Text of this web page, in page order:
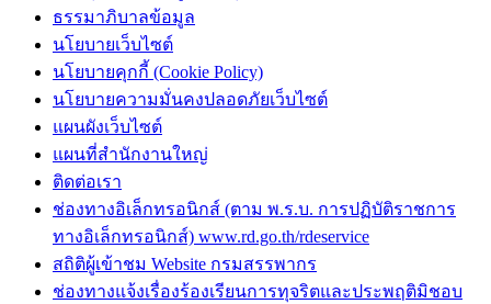
ธรรมาภิบาลข้อมูล
นโยบายเว็บไซต์
นโยบายคุกกี้ (Cookie Policy)
นโยบายความมั่นคงปลอดภัยเว็บไซต์
แผนผังเว็บไซต์
แผนที่สำนักงานใหญ่
ติดต่อเรา
ช่องทางอิเล็กทรอนิกส์ (ตาม พ.ร.บ. การปฏิบัติราชการ
ทางอิเล็กทรอนิกส์) www.rd.go.th/rdeservice
สถิติผู้เข้าชม Website กรมสรรพากร
ช่องทางแจ้งเรื่องร้องเรียนการทุจริตและประพฤติมิชอบ